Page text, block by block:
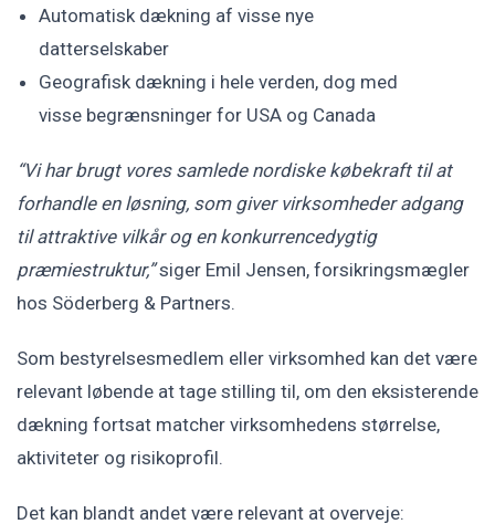
Automatisk dækning af visse nye
datterselskaber
Geografisk dækning i hele verden, dog med
visse begrænsninger for USA og Canada
“Vi har brugt vores samlede nordiske købekraft til at
forhandle en løsning, som giver virksomheder adgang
til attraktive vilkår og en konkurrencedygtig
præmiestruktur,”siger Emil Jensen, forsikringsmægler
hos Söderberg & Partners.
Som bestyrelsesmedlem eller virksomhed kan det være
relevant løbende at tage stilling til, om den eksisterende
dækning fortsat matcher virksomhedens størrelse,
aktiviteter og risikoprofil.
Det kan blandt andet være relevant at overveje: